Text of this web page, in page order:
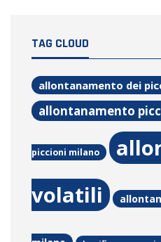
TAG CLOUD
allontanamento dei
allontanamento
piccioni milano
volatili